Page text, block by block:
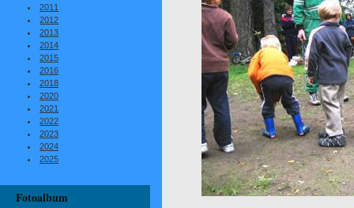
2011
2012
2013
2014
2015
2016
2018
2020
2021
2022
2023
2024
2025
Fotoalbum